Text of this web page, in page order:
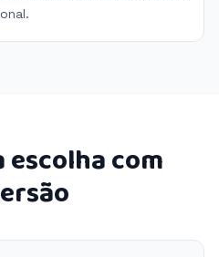
escolha com